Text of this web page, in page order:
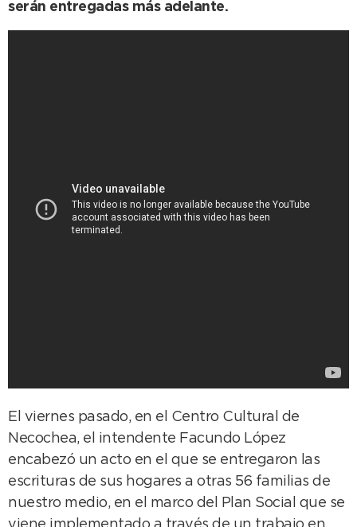
serán entregadas más adelante.
El viernes pasado, en el Centro Cultural de
Necochea, el intendente Facundo López
encabezó un acto en el que se entregaron las
escrituras de sus hogares a otras 56 familias de
nuestro medio, en el marco del Plan Social que se